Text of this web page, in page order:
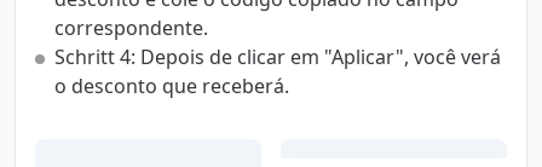
correspondente.
Schritt 4: Depois de clicar em "Aplicar", você verá
o desconto que receberá.